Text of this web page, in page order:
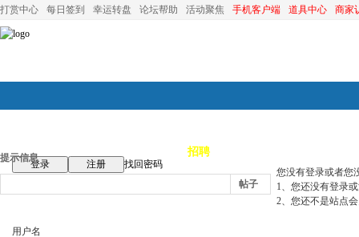
打赏中心 每日签到 幸运转盘 论坛帮助 活动聚焦 手机客户端 道具中心 商家
论坛首页 招聘
登录 注册
找回密码
帖子
提示信息
您没有登录或者您
1、您还没有登录
2、您还不是站点
用户名